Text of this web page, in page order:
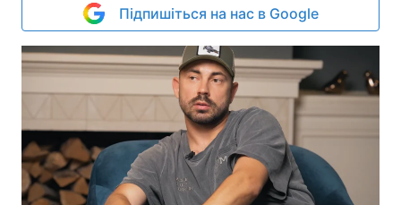
Підпишіться на нас в Google